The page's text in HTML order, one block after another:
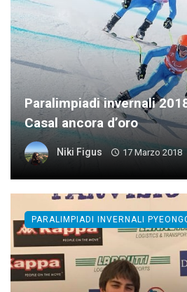
Paralimpiadi invernali
Casal ancora d’oro
Niki Figus 17 Marzo 2018
PARALIMPIADI INVERNALI